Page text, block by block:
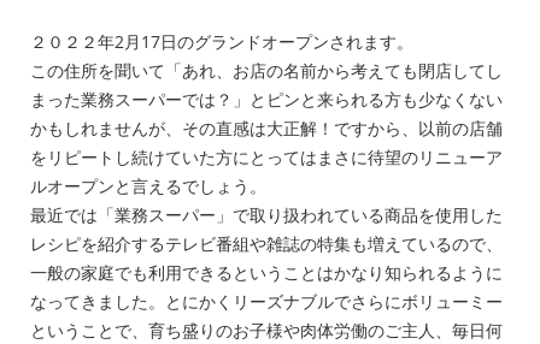
２０２２年2月17日のグランドオープンされます。
この住所を聞いて「あれ、お店の名前から考えても閉店してし
まった業務スーパーでは？」とピンと来られる方も少なくない
かもしれませんが、その直感は大正解！ですから、以前の店舗
をリピートし続けていた方にとってはまさに待望のリニューア
ルオープンと言えるでしょう。
最近では「業務スーパー」で取り扱われている商品を使用した
レシピを紹介するテレビ番組や雑誌の特集も増えているので、
一般の家庭でも利用できるということはかなり知られるように
なってきました。とにかくリーズナブルでさらにボリューミー
ということで、育ち盛りのお子様や肉体労働のご主人、毎日何